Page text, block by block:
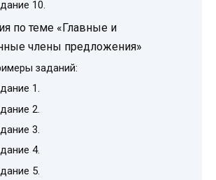
10.
по теме «Главные и
члены предложения»
заданий:
1.
2.
3.
4.
5.